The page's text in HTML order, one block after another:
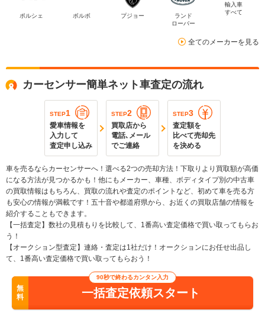
ポルシェ ボルボ プジョー
ランド
ローバー
輸入車
すべて
全てのメーカーを見る
カーセンサー簡単ネット車査定の流れ
STEP1
愛車情報を
入力して
査定申し込み
STEP2
買取店から
電話､メール
でご連絡
STEP3
査定額を
比べて売却先
を決める
車を売るならカーセンサーへ！選べる2つの売却方法！下取りより買取額が高価
になる方法が見つかるかも！他にもメーカー、車種、ボディタイプ別の中古車
の買取情報はもちろん、買取の流れや査定のポイントなど、初めて車を売る方
も安心の情報が満載です！五十音や都道府県から、お近くの買取店舗の情報を
紹介することもできます。
【一括査定】数社の見積もりを比較して、1番高い査定価格で買い取ってもらお
う！
【オークション型査定】連絡・査定は1社だけ！オークションにお任せ出品し
て、1番高い査定価格で買い取ってもらおう！
無
料
90秒で終わるカンタン入力
一括査定依頼スタート